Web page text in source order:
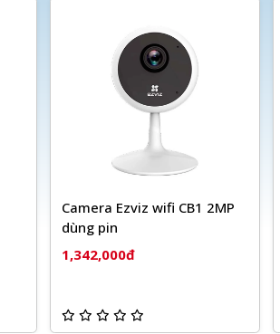
Camera Ezviz wifi CB1 2MP
dùng pin
1,342,000đ